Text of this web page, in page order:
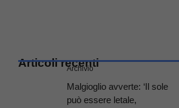
Articoli recenti
Archivio
Malgioglio avverte: ‘Il sole
può essere letale,